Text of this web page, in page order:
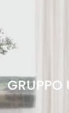
GRUPPO